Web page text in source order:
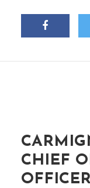
CHIEF
OFFICER